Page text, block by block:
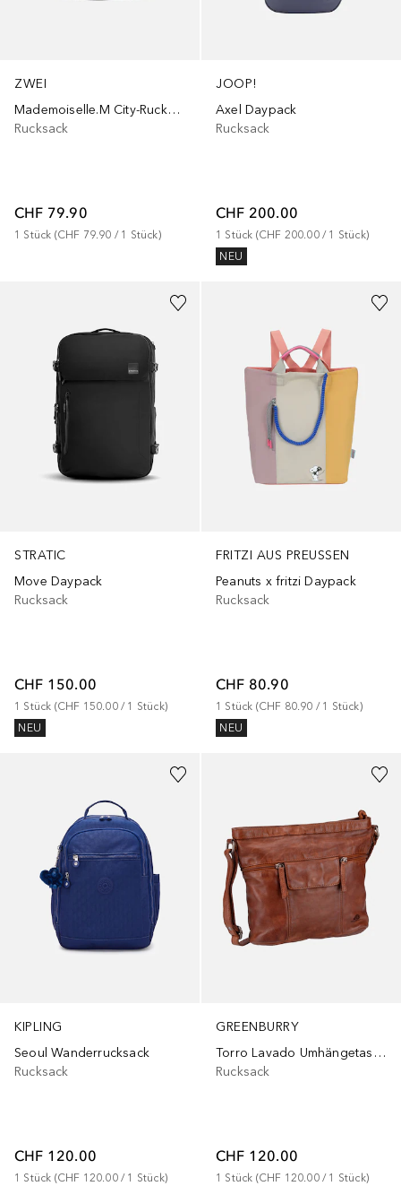
ZWEI
Mademoiselle.M City-Rucksack
Rucksack
CHF 79.90
1 Stück (CHF 79.90 / 1 Stück)
JOOP!
Axel Daypack
Rucksack
CHF 200.00
1 Stück (CHF 200.00 / 1 Stück)
NEU
STRATIC
Move Daypack
Rucksack
CHF 150.00
1 Stück (CHF 150.00 / 1 Stück)
NEU
FRITZI AUS PREUSSEN
Peanuts x fritzi Daypack
Rucksack
CHF 80.90
1 Stück (CHF 80.90 / 1 Stück)
NEU
KIPLING
Seoul Wanderrucksack
Rucksack
CHF 120.00
1 Stück (CHF 120.00 / 1 Stück)
GREENBURRY
Torro Lavado Umhängetasche
Rucksack
CHF 120.00
1 Stück (CHF 120.00 / 1 Stück)